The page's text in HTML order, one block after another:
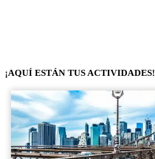
¡AQUÍ ESTÁN TUS ACTIVIDADES!